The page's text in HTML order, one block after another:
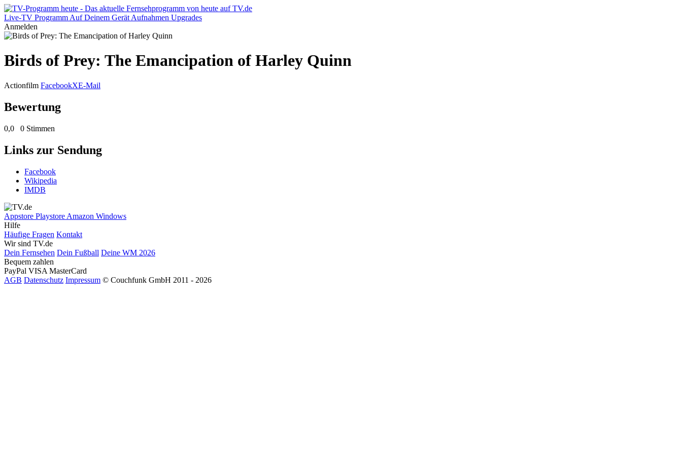
Live-TV Programm Auf Deinem Gerät Aufnahmen Upgrades
Anmelden
Birds of Prey: The Emancipation of Harley Quinn
Actionfilm FacebookXE-Mail
Bewertung
0,0 0 Stimmen
Links zur Sendung
Facebook
Wikipedia
IMDB
Appstore Playstore Amazon Windows
Hilfe
Häufige Fragen Kontakt
Wir sind TV.de
Dein Fernsehen Dein Fußball Deine WM 2026
Bequem zahlen
PayPal VISA MasterCard
AGB Datenschutz Impressum © Couchfunk GmbH 2011 - 2026